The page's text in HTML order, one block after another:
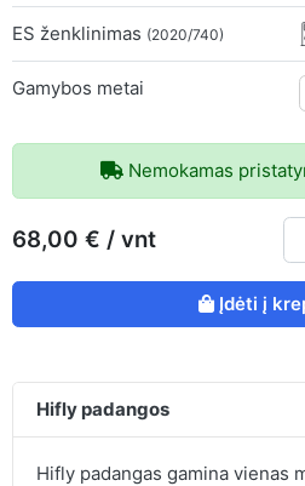
ES ženklinimas (2020/740)
Gamybos metai
Nemokamas
68,00 € / vnt
Įdėti į
Hifly padangos
Hifly padangas gamina vienas